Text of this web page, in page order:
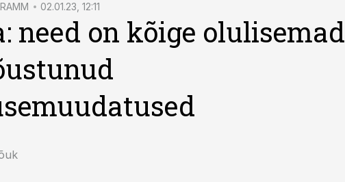
02.01.23, 12:11
need on kõige olulisemad